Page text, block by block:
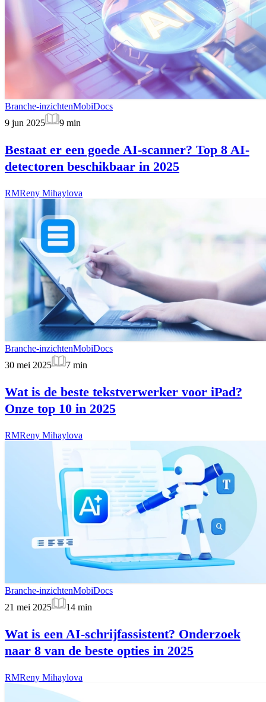
Branche-inzichtenMobiDocs
9 jun 2025
9 min
Bestaat er een goede AI-scanner? Top 8 AI-
detectoren beschikbaar in 2025
RMReny Mihaylova
Branche-inzichtenMobiDocs
30 mei 2025
7 min
Wat is de beste tekstverwerker voor iPad?
Onze top 10 in 2025
RMReny Mihaylova
Branche-inzichtenMobiDocs
21 mei 2025
14 min
Wat is een AI-schrijfassistent? Onderzoek
naar 8 van de beste opties in 2025
RMReny Mihaylova